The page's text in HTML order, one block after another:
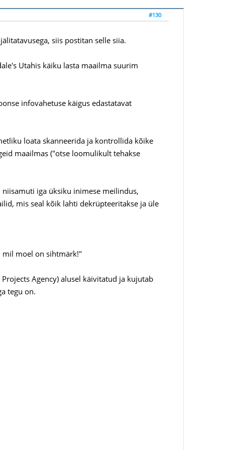
#130
siis postitan selle siia.
Utahis käiku lasta maailma suurim
infovahetuse käigus edastatavat
loata skanneerida ja kontrollida kõike
maailmas ("otse loomulikult tehakse
iga üksiku inimese meilindus,
mis seal kõik lahti dekrüpteeritakse ja üle
mil moel on sihtmärk!"
Agency) alusel käivitatud ja kujutab
tegu on.